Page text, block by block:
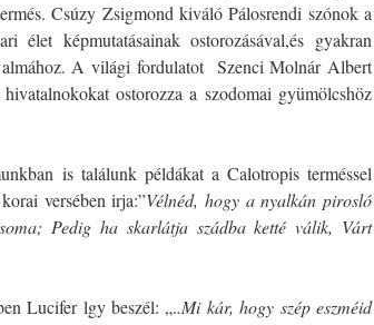
Csúzy Zsigmond kiváló Pálosrendi szónok a
képmutatásainak ostorozásával,és gyakran
A világi fordulatot Szenci Molnár Albert
ostorozza a szodomai gyümölcshöz
is találunk példákat a Calotropis terméssel
versében irja:”Vélnéd, hogy a nyalkán pirosló
Pedig ha skarlátja szádba ketté válik, Várt
Lucifer lgy beszél: „..Mi kár, hogy szép eszméid